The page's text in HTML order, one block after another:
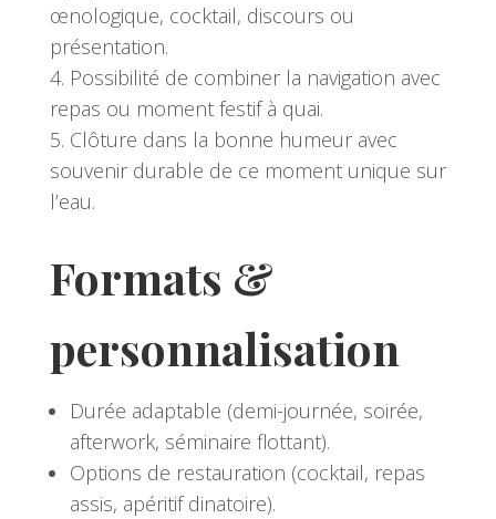
œnologique, cocktail, discours ou
présentation.
Possibilité de combiner la navigation avec
repas ou moment festif à quai.
Clôture dans la bonne humeur avec
souvenir durable de ce moment unique sur
l’eau.
Formats &
personnalisation
Durée adaptable (demi-journée, soirée,
afterwork, séminaire flottant).
Options de restauration (cocktail, repas
assis, apéritif dinatoire).